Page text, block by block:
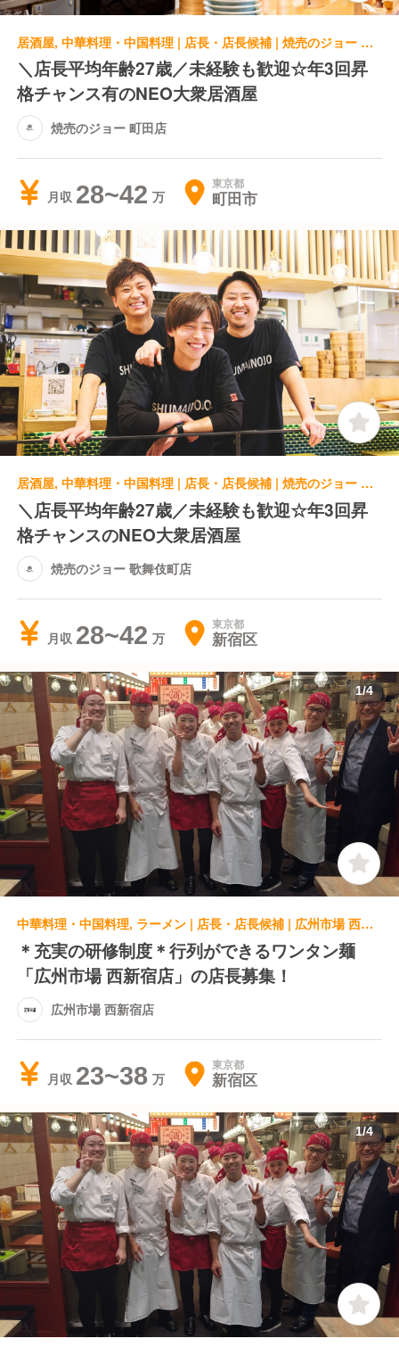
居酒屋, 中華料理・中国料理 | 店長・店長候補 | 焼売のジョー 町田店
＼店長平均年齢27歳／未経験も歓迎☆年3回昇
格チャンス有のNEO大衆居酒屋
焼売のジョー 町田店
月収 28~42 東京都
町田市
居酒屋, 中華料理・中国料理 | 店長・店長候補 | 焼売のジョー 歌舞伎町店
＼店長平均年齢27歳／未経験も歓迎☆年3回昇
格チャンスのNEO大衆居酒屋
焼売のジョー 歌舞伎町店
月収 28~42 東京都
新宿区
1/4
中華料理・中国料理, ラーメン | 店長・店長候補 | 広州市場 西新宿店
＊充実の研修制度＊行列ができるワンタン麺
「広州市場 西新宿店」の店長募集！
広州市場 西新宿店
月収 23~38 東京都
新宿区
1/4